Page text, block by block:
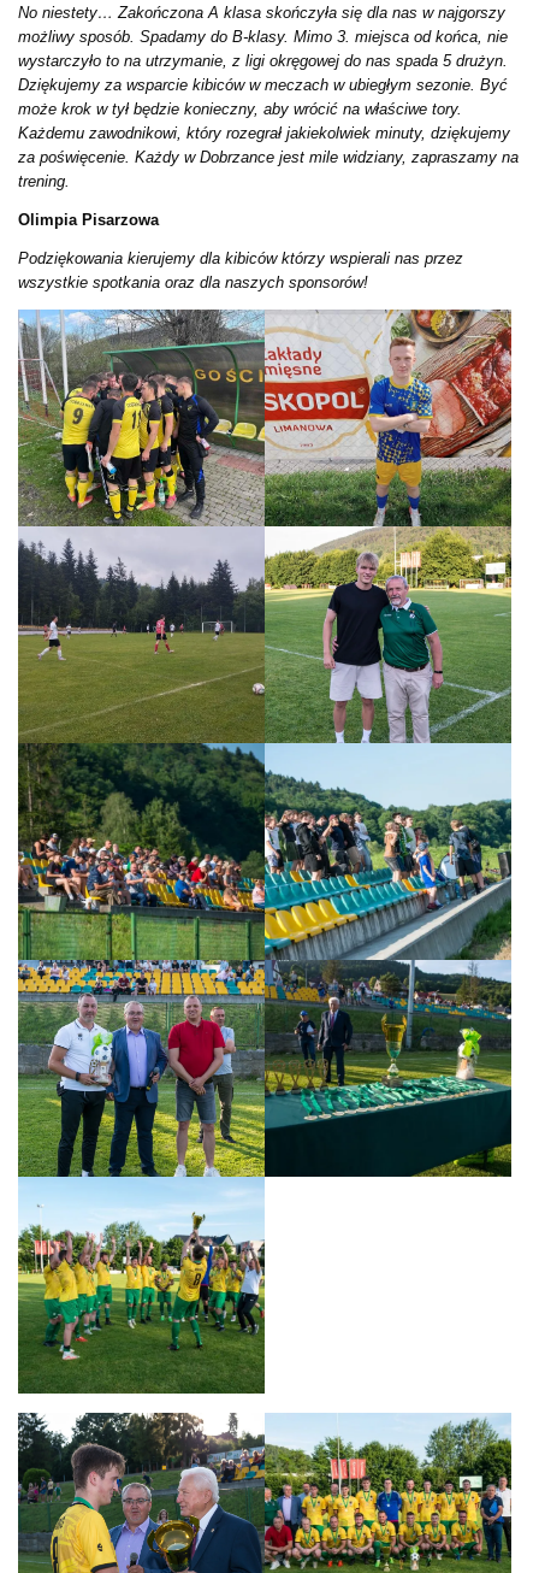
No niestety… Zakończona A klasa skończyła się dla nas w najgorszy
możliwy sposób. Spadamy do B-klasy. Mimo 3. miejsca od końca, nie
wystarczyło to na utrzymanie, z ligi okręgowej do nas spada 5 drużyn.
Dziękujemy za wsparcie kibiców w meczach w ubiegłym sezonie. Być
może krok w tył będzie konieczny, aby wrócić na właściwe tory.
Każdemu zawodnikowi, który rozegrał jakiekolwiek minuty, dziękujemy
za poświęcenie. Każdy w Dobrzance jest mile widziany, zapraszamy na
trening.
Olimpia Pisarzowa
Podziękowania kierujemy dla kibiców którzy wspierali nas przez
wszystkie spotkania oraz dla naszych sponsorów!